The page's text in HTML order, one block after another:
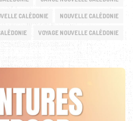
CALÉDONIE NOUVELLE CALÉDONIE
VOYAGE NOUVELLE CALÉDONIE